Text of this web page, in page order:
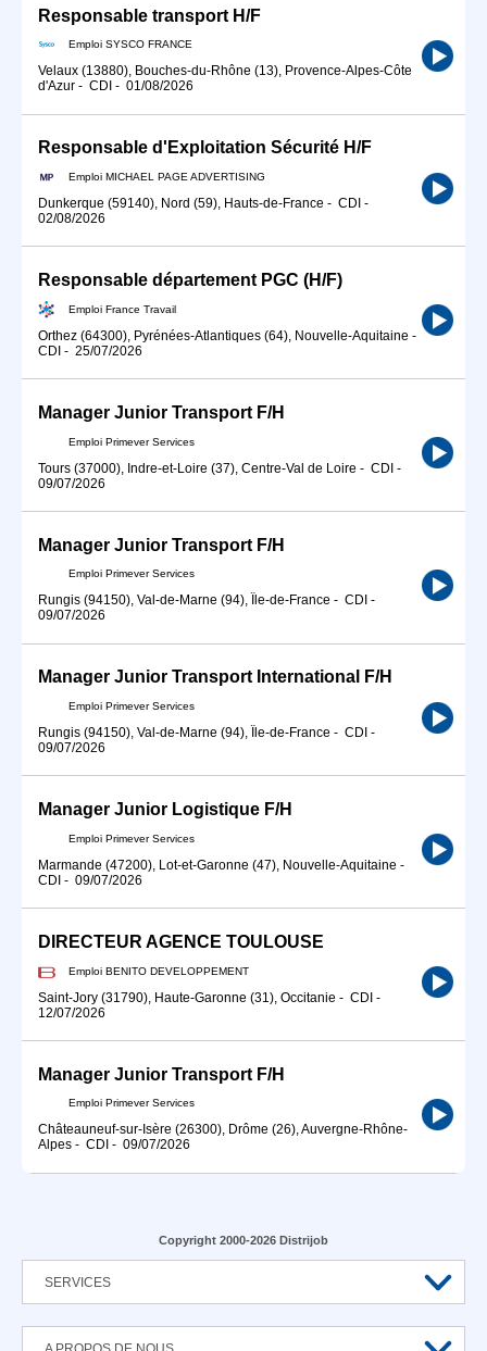
Responsable transport H/F
Emploi SYSCO FRANCE
Velaux (13880), Bouches-du-Rhône (13), Provence-Alpes-Côte
d'Azur - CDI - 01/08/2026
Responsable d'Exploitation Sécurité H/F
Emploi MICHAEL PAGE ADVERTISING
Dunkerque (59140), Nord (59), Hauts-de-France - CDI -
02/08/2026
Responsable département PGC (H/F)
Emploi France Travail
Orthez (64300), Pyrénées-Atlantiques (64), Nouvelle-Aquitaine -
CDI - 25/07/2026
Manager Junior Transport F/H
Emploi Primever Services
Tours (37000), Indre-et-Loire (37), Centre-Val de Loire - CDI -
09/07/2026
Manager Junior Transport F/H
Emploi Primever Services
Rungis (94150), Val-de-Marne (94), Île-de-France - CDI -
09/07/2026
Manager Junior Transport International F/H
Emploi Primever Services
Rungis (94150), Val-de-Marne (94), Île-de-France - CDI -
09/07/2026
Manager Junior Logistique F/H
Emploi Primever Services
Marmande (47200), Lot-et-Garonne (47), Nouvelle-Aquitaine -
CDI - 09/07/2026
DIRECTEUR AGENCE TOULOUSE
Emploi BENITO DEVELOPPEMENT
Saint-Jory (31790), Haute-Garonne (31), Occitanie - CDI -
12/07/2026
Manager Junior Transport F/H
Emploi Primever Services
Châteauneuf-sur-Isère (26300), Drôme (26), Auvergne-Rhône-
Alpes - CDI - 09/07/2026
Copyright 2000-2026 Distrijob
SERVICES